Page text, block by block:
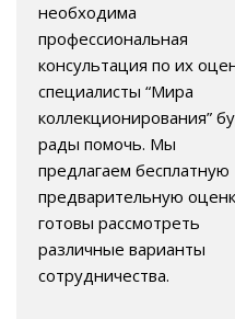
необходима
профессиональная
консультация по их
специалисты “Мира
коллекционирования”
рады помочь. Мы
предлагаем бесплатную
предварительную
готовы рассмотреть
различные варианты
сотрудничества.